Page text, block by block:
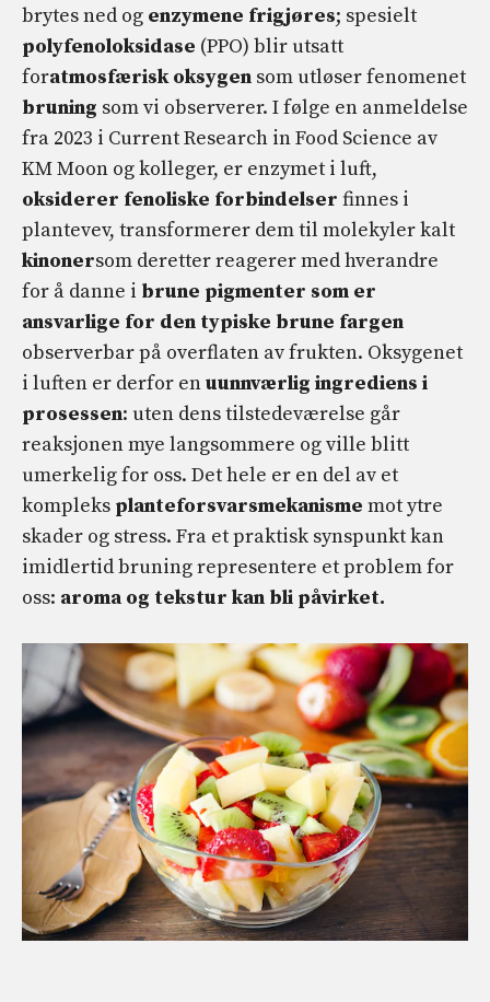
brytes ned og enzymene frigjøres; spesielt
polyfenoloksidase (PPO) blir utsatt
foratmosfærisk oksygen som utløser fenomenet
bruning som vi observerer. I følge en anmeldelse
fra 2023 i Current Research in Food Science av
KM Moon og kolleger, er enzymet i luft,
oksiderer fenoliske forbindelser finnes i
plantevev, transformerer dem til molekyler kalt
kinonersom deretter reagerer med hverandre
for å danne i brune pigmenter som er
ansvarlige for den typiske brune fargen
observerbar på overflaten av frukten. Oksygenet
i luften er derfor enuunnværlig ingrediens i
prosessen: uten dens tilstedeværelse går
reaksjonen mye langsommere og ville blitt
umerkelig for oss. Det hele er en del av et
kompleks planteforsvarsmekanisme mot ytre
skader og stress. Fra et praktisk synspunkt kan
imidlertid bruning representere et problem for
oss: aroma og tekstur kan bli påvirket.